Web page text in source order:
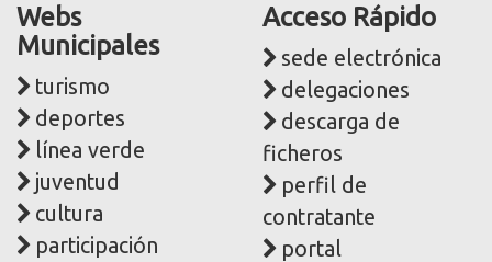
Webs
Municipales
turismo
deportes
línea verde
juventud
cultura
participación
Acceso Rápido
sede electrónica
delegaciones
descarga de
ficheros
perfil de
contratante
portal